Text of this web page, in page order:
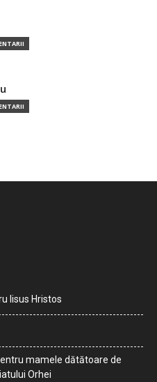
Iisus Hristos
mamele dătătoare de
Orhei